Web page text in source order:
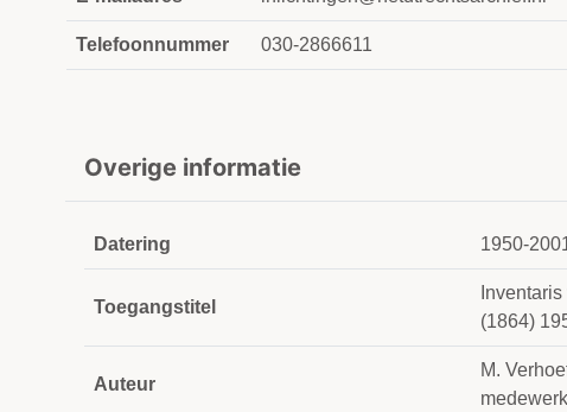
Telefoonnummer 030-2866611
Overige informatie
Datering 1950-
Toegangstitel
(1864)
Auteur
M.